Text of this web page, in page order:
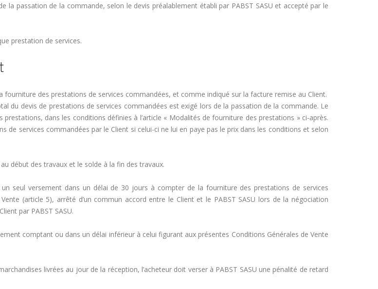
passation de la commande, selon le devis préalablement établi par PABST SASU et accepté par le
prestation de services.
des prestations de services commandées, et comme indiqué sur la facture remise au Client.
du devis de prestations de services commandées est exigé lors de la passation de la commande. Le
dans les conditions définies à l’article « Modalités de fourniture des prestations » ci-après.
de services commandées par le Client si celui-ci ne lui en paye pas le prix dans les conditions et selon
début des travaux et le solde à la fin des travaux.
seul versement dans un délai de 30 jours à compter de la fourniture des prestations de services
(article 5), arrêté d’un commun accord entre le Client et le PABST SASU lors de la négociation
par PABST SASU.
comptant ou dans un délai inférieur à celui figurant aux présentes Conditions Générales de Vente
livrées au jour de la réception, l’acheteur doit verser à PABST SASU une pénalité de retard